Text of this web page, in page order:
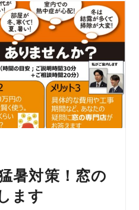
暑対策！窓の
ます